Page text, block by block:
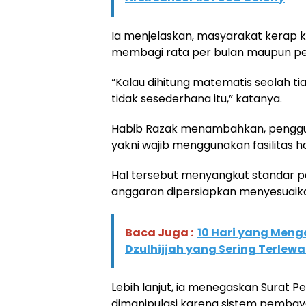
Ia menjelaskan, masyarakat kerap
membagi rata per bulan maupun
“Kalau dihitung matematis seolah
tidak sesederhana itu,” katanya.
Habib Razak menambahkan,
yakni wajib menggunakan fasilitas
Hal tersebut menyangkut standar
anggaran dipersiapkan
Baca Juga : 10 Hari yang
Dzulhijjah yang Sering
Lebih lanjut, ia menegaskan Surat